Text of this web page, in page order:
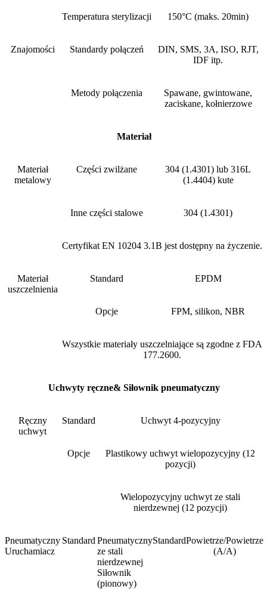
Temperatura sterylizacji 150°C (maks. 20min)
Znajomości Standardy połączeń
DIN, SMS, 3A, ISO, RJT,
IDF itp.
Metody połączenia
Spawane, gwintowane,
zaciskane, kołnierzowe
Materiał
Materiał
metalowy
Części zwilżane
304 (1.4301) lub 316L
(1.4404) kute
Inne części stalowe 304 (1.4301)
Certyfikat EN 10204 3.1B jest dostępny na życzenie.
Materiał
uszczelnienia
Standard EPDM
Opcje FPM, silikon, NBR
Wszystkie materiały uszczelniające są zgodne z FDA
177.2600.
Uchwyty ręczne& Siłownik pneumatyczny
Ręczny
uchwyt
Standard Uchwyt 4-pozycyjny
Opcje
Plastikowy uchwyt wielopozycyjny (12
pozycji)
Wielopozycyjny uchwyt ze stali
nierdzewnej (12 pozycji)
Pneumatyczny
Uruchamiacz
Standard Pneumatyczny
ze stali
nierdzewnej
Siłownik
(pionowy)
StandardPowietrze/Powietrze
(A/A)